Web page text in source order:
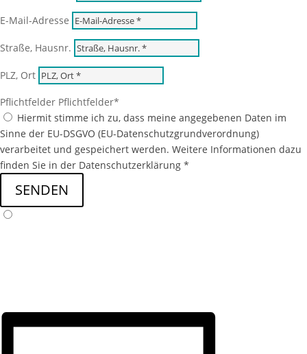
E-Mail-Adresse
Straße, Hausnr.
PLZ, Ort
Pflichtfelder Pflichtfelder
Hiermit stimme ich zu, dass meine angegebenen Daten im
Sinne der EU-DSGVO (EU-Datenschutzgrundverordnung)
verarbeitet und gespeichert werden. Weitere Informationen dazu
finden Sie in der Datenschutzerklärung *
SENDEN